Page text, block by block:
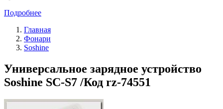
Подробнее
Главная
Фонари
Soshine
Универсальное зарядное устройство
Soshine SC-S7 /Код rz-74551